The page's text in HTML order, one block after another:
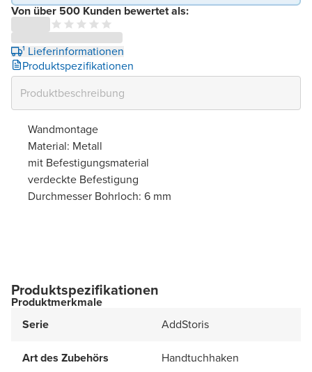
Von über 500 Kunden bewertet als:
¹ Lieferinformationen
Produktspezifikationen
Wandmontage
Material: Metall
mit Befestigungsmaterial
verdeckte Befestigung
Durchmesser Bohrloch: 6 mm
Produktspezifikationen
Produktmerkmale
Serie
AddStoris
Art des Zubehörs Handtuchhaken